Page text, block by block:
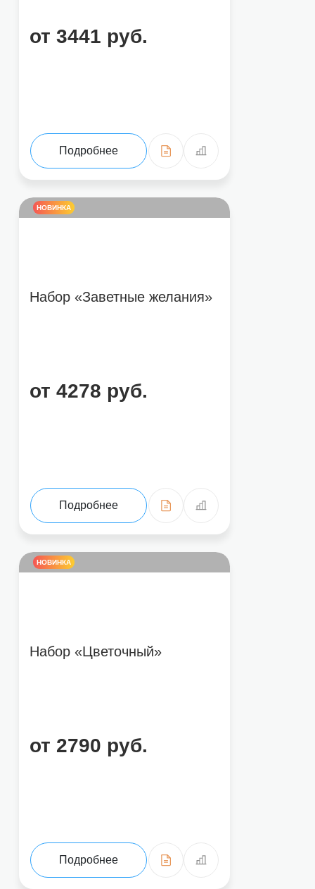
от 3441 руб.
Подробнее
НОВИНКА
Набор «Заветные желания»
от 4278 руб.
Подробнее
НОВИНКА
Набор «Цветочный»
от 2790 руб.
Подробнее